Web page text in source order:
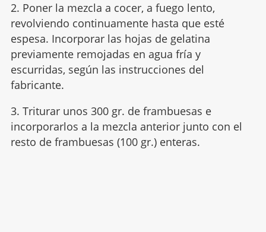
2. Poner la mezcla a cocer, a fuego lento,
revolviendo continuamente hasta que esté
espesa. Incorporar las hojas de gelatina
previamente remojadas en agua fría y
escurridas, según las instrucciones del
fabricante.
3. Triturar unos 300 gr. de frambuesas e
incorporarlos a la mezcla anterior junto con el
resto de frambuesas (100 gr.) enteras.